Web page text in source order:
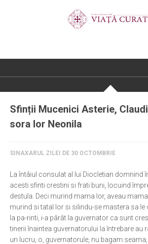
Pateric Atonit
Istoria Bisericii
Artă sacră
Noi și Biserica
Rânduieli liturgice
Predici și cateheze
Pelerinaje
Ortodox în diaspora
Sfinții Mucenici Asterie,
sora lor Neonila
SINAXARUL ZILEI DE 30 OCTOMBRIE
La întâiul consulat al lui Diocletian domnind
acesti sfinti crestini si frati buni, locuind
destula. Deci murind mama lor, aveau
murind si tatal lor si silindu-se mastera sa le
la pa-rinti, i-a pârât la guvernator ca sunt
tinerii înaintea guvernatorului la întrebare au
un lucru, o, guvernatorule, nu bagam